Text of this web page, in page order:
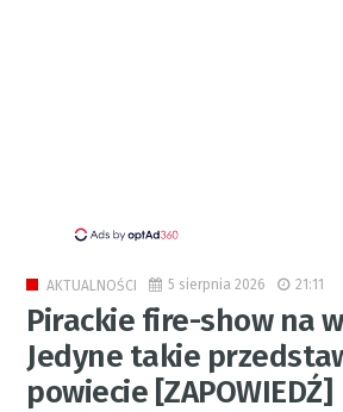
AKTUALNOŚCI 5 sierpnia 2026 21:11
Pirackie fire-show na
Jedyne takie
powiecie [ZAPOWIEDŹ]